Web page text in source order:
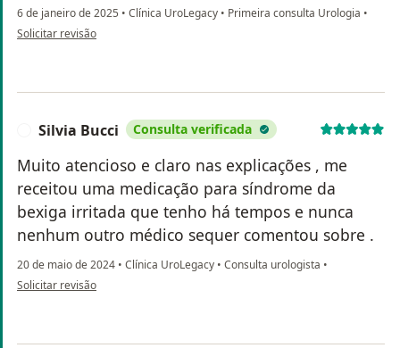
6 de janeiro de 2025 • Clínica UroLegacy • Primeira consulta Urologia •
na opinião do utilizador Maurício Klai
Solicitar revisão
Silvia Bucci Consulta verificada
Muito atencioso e claro nas explicações , me
receitou uma medicação para síndrome da
bexiga irritada que tenho há tempos e nunca
nenhum outro médico sequer comentou sobre .
20 de maio de 2024 • Clínica UroLegacy • Consulta urologista •
na opinião do utilizador Silvia Bucci
Solicitar revisão